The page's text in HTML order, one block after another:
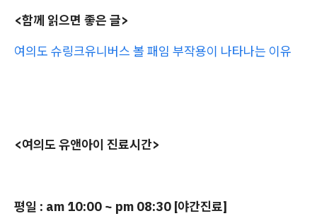
<함께 읽으면 좋은 글>
여의도 슈링크유니버스 볼 패임 부작용이 나타나는 이유
<여의도 유앤아이 진료시간>
평일 : am 10:00 ~ pm 08:30 [야간진료]